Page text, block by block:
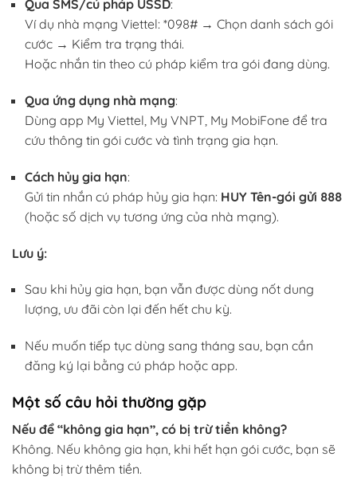
Qua SMS/cú pháp USSD:
Ví dụ nhà mạng Viettel: *098# → Chọn danh sách gói
cước → Kiểm tra trạng thái.
Hoặc nhắn tin theo cú pháp kiểm tra gói đang dùng.
Qua ứng dụng nhà mạng:
Dùng app My Viettel, My VNPT, My MobiFone để tra
cứu thông tin gói cước và tình trạng gia hạn.
Cách hủy gia hạn:
Gửi tin nhắn cú pháp hủy gia hạn: HUY Tên-gói gửi 888
(hoặc số dịch vụ tương ứng của nhà mạng).
Lưu ý:
Sau khi hủy gia hạn, bạn vẫn được dùng nốt dung
lượng, ưu đãi còn lại đến hết chu kỳ.
Nếu muốn tiếp tục dùng sang tháng sau, bạn cần
đăng ký lại bằng cú pháp hoặc app.
Một số câu hỏi thường gặp
Nếu để “không gia hạn”, có bị trừ tiền không?
Không. Nếu không gia hạn, khi hết hạn gói cước, bạn sẽ
không bị trừ thêm tiền.